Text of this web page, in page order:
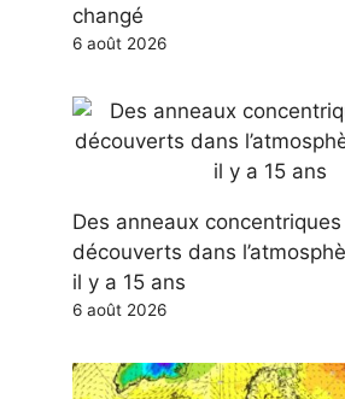
changé
6 août 2026
Des anneaux
découverts dans
il y a 15 ans
6 août 2026